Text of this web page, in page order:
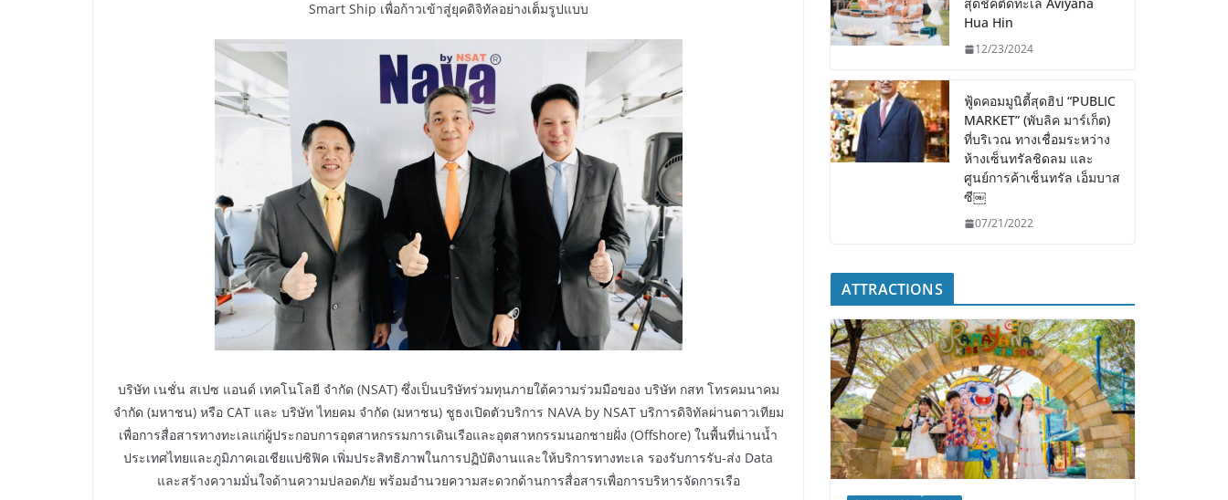
Smart Ship เพื่อก้าวเข้าสู่ยุคดิจิทัลอย่างเต็มรูปแบบ
บริษัท เนชั่น สเปซ แอนด์ เทคโนโลยี จำกัด (NSAT) ซึ่งเป็นบริษัทร่วมทุนภายใต้ความร่วมมือของ บริษัท กสท โทรคมนาคม
จำกัด (มหาชน) หรือ CAT และ บริษัท ไทยคม จำกัด (มหาชน) ชูธงเปิดตัวบริการ NAVA by NSAT บริการดิจิทัลผ่านดาวเทียม
เพื่อการสื่อสารทางทะเลแก่ผู้ประกอบการอุตสาหกรรมการเดินเรือและอุตสาหกรรมนอกชายฝั่ง (Offshore) ในพื้นที่น่านน้ำ
ประเทศไทยและภูมิภาคเอเชียแปซิฟิค เพิ่มประสิทธิภาพในการปฏิบัติงานและให้บริการทางทะเล รองรับการรับ-ส่ง Data
และสร้างความมั่นใจด้านความปลอดภัย พร้อมอำนวยความสะดวกด้านการสื่อสารเพื่อการบริหารจัดการเรือ
Hua Hin
12/23/2024
ฟู้ดคอมมูนิตี้สุดฮิป “PUBLIC
MARKET” (พับลิค มาร์เก็ต)
ที่บริเวณ ทางเชื่อมระหว่าง
ห้างเซ็นทรัลชิดลม และ
ศูนย์การค้าเซ็นทรัล เอ็มบาส
ซี￼
07/21/2022
ATTRACTIONS